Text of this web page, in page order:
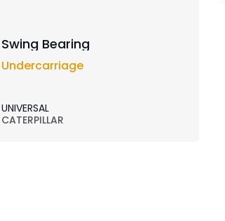
Swing Bearing
Undercarriage
UNIVERSAL
CATERPILLAR